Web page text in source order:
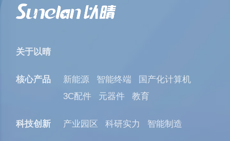
关于以晴
核心产品 新能源 智能终端
国产化计算机
3C配件
元器件 教育
科技创新 产业园区 科研实力 智能制造